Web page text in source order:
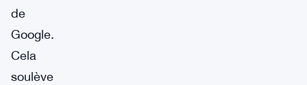
de
Google.
Cela
soulève